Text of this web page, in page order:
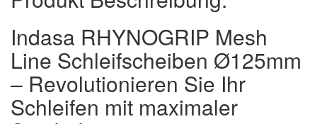
(1)
no-name
(1)
Novol
(3)
Prevost
Indasa RHYNOGRIP Mesh
Line Schleifscheiben Ø125mm
– Revolutionieren Sie Ihr
Schleifen mit maximaler